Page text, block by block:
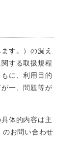
す。）の漏え
する取扱規程
に、利用目的
一、問題等が
体的内容は主
のお問い合わせ